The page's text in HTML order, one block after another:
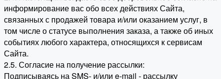
информирование вас обо всех действиях Сайта,
связанных с продажей товара и/или оказанием услуг, в
том числе о статусе выполнения заказа, а также об иных
событиях любого характера, относящихся к сервисам
Сайта.
2.5. Согласие на получение рассылки:
Подписываясь на SMS- и/или e-mail - рассылку